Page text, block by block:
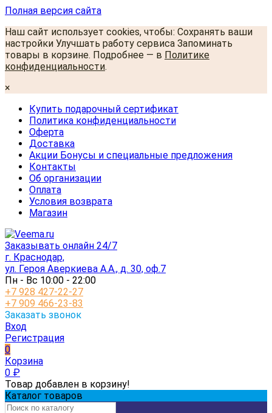
Полная версия сайта
Наш сайт использует cookies, чтобы: Сохранять ваши
настройки Улучшать работу сервиса Запоминать
товары в корзине. Подробнее — в Политике
конфиденциальности.
×
Купить подарочный сертификат
Политика конфиденциальности
Оферта
Доставка
Акции Бонусы и специальные предложения
Контакты
Об организации
Оплата
Условия возврата
Магазин
Заказывать онлайн 24/7
г. Краснодар,
ул. Героя Аверкиева А.А., д. 30, оф.7
Пн - Вс 10:00 - 22:00
+7 928 427-22-27
+7 909 466-23-83
Заказать звонок
Вход
Регистрация
0
Корзина
0 ₽
Товар добавлен в корзину!
Каталог товаров